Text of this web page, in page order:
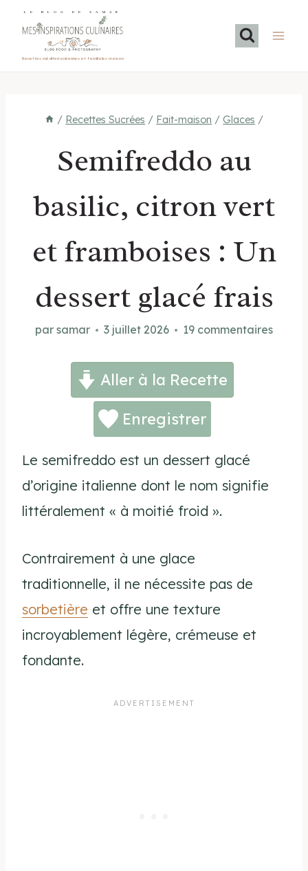
LE BLOG DE SAMAR
Recettes méditerranéennes et familiales maison
/ Recettes Sucrées / Fait-maison / Glaces /
Semifreddo au
basilic, citron vert
et framboises : Un
dessert glacé frais
par samar 3 juillet 2026 19 commentaires
Aller à la Recette
Enregistrer
Le semifreddo est un dessert glacé
d’origine italienne dont le nom signifie
littéralement « à moitié froid ».
Contrairement à une glace
traditionnelle, il ne nécessite pas de
sorbetière et offre une texture
incroyablement légère, crémeuse et
fondante.